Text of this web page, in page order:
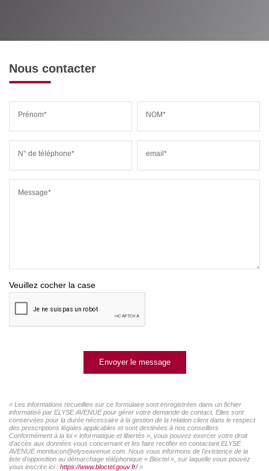
Nous contacter
Prénom* NOM*
N° de téléphone* email*
Message*
Veuillez cocher la case
Envoyer le message
« Les informations recueillies sur ce formulaire sont enregistrées dans un fichier
informatisé par ELYSE AVENUE pour gérer votre demande de contact. Elles sont
conservées pour la durée nécessaire à la gestion de la relation client dans le respect
des prescriptions légales applicables et sont destinées à nos conseillers
Conformément à la loi « informatique et libertés », vous pouvez exercer votre droit
d'accès aux données vous concernant et les faire rectifier en contactant ELYSE
AVENUE montlucon@elyseavenue.com. Nous vous informons de l'existence de la
liste d'opposition au démarchage téléphonique « Bloctel », sur laquelle vous pouvez
vous inscrire ici : https://www.bloctel.gouv.fr/»